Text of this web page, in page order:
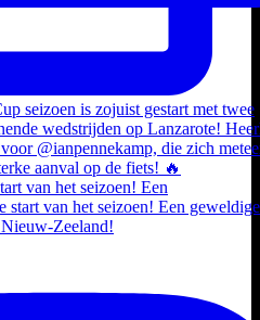
van het seizoen! Een